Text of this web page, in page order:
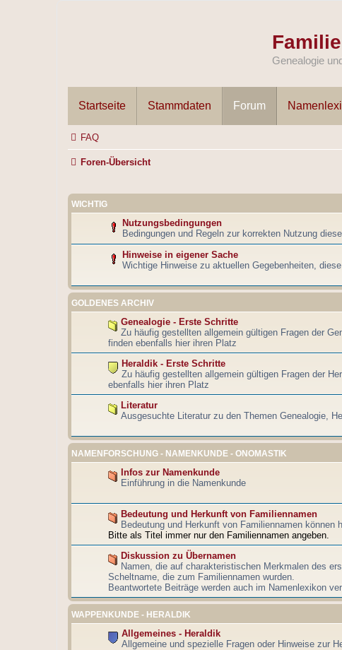
Genealogie
Startseite Stammdaten Forum
FAQ
Foren-Übersicht
WICHTIG
Nutzungsbedingungen
Bedingungen und Regeln zur korrekten Nutzung
Hinweise in eigener Sache
Wichtige Hinweise zu aktuellen Gegebenheiten,
GOLDENES ARCHIV
Genealogie - Erste Schritte
Zu häufig gestellten allgemein gültigen Fragen der
finden ebenfalls hier ihren Platz
Heraldik - Erste Schritte
Zu häufig gestellten allgemein gültigen Fragen der
ebenfalls hier ihren Platz
Literatur
Ausgesuchte Literatur zu den Themen Genealogie,
NAMENFORSCHUNG - NAMENKUNDE - ONOMASTIK
Infos zur Namenkunde
Einführung in die Namenkunde
Bedeutung und Herkunft von Familiennamen
Bedeutung und Herkunft von Familiennamen können
Bitte als Titel immer nur den Familiennamen angeben.
Diskussion zu Übernamen
Namen, die auf charakteristischen Merkmalen des
Scheltname, die zum Familiennamen wurden.
Beantwortete Beiträge werden auch im Namenlexikon
WAPPENKUNDE - HERALDIK
Allgemeines - Heraldik
Allgemeine und spezielle Fragen oder Hinweise zur